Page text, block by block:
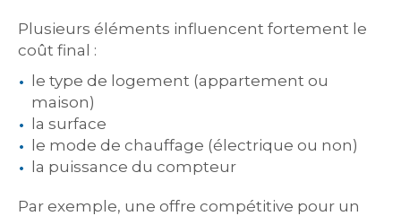
Plusieurs éléments influencent fortement le
coût final :
le type de logement (appartement ou
maison)
la surface
le mode de chauffage (électrique ou non)
la puissance du compteur
Par exemple, une offre compétitive pour un